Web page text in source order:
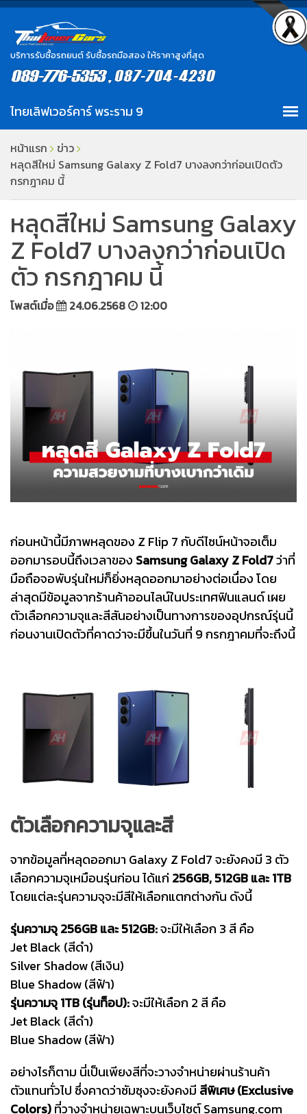
บริการรับซื้อรถยนต์ รับซื้อรถมือสอง ให้ราคาสูงที่สุด
หน้าแรก
ข่าว
หลุดสีใหม่ Samsung Galaxy Z Fold7 บางลงกว่าก่อนเปิดตัว
กรกฎาคม นี้
หลุดสีใหม่ Samsung Galaxy
Z Fold7 บางลงกว่าก่อนเปิด
ตัว กรกฎาคม นี้
โพสต์เมื่อ 24.06.2568 12:00
ก่อนหน้านี้มีภาพหลุดของ Z Flip 7 กับดีไซน์หน้าจอเต็ม
ออกมารอบนี้ถึงเวลาของ Samsung Galaxy Z Fold7ว่าที่
มือถือจอพับรุ่นใหม่ก็ยิ่งหลุดออกมาอย่างต่อเนื่อง โดย
ล่าสุดมีข้อมูลจากร้านค้าออนไลน์ในประเทศฟินแลนด์ เผย
ตัวเลือกความจุและสีสันอย่างเป็นทางการของอุปกรณ์รุ่นนี้
ก่อนงานเปิดตัวที่คาดว่าจะมีขึ้นในวันที่ 9 กรกฎาคมที่จะถึงนี้
ตัวเลือกความจุและสี
จากข้อมูลที่หลุดออกมา Galaxy Z Fold7 จะยังคงมี 3 ตัว
เลือกความจุเหมือนรุ่นก่อน ได้แก่ 256GB, 512GB และ 1TB
โดยแต่ละรุ่นความจุจะมีสีให้เลือกแตกต่างกัน ดังนี้
รุ่นความจุ 256GB และ 512GB:จะมีให้เลือก 3 สี คือ
Jet Black (สีดำ)
Silver Shadow (สีเงิน)
Blue Shadow (สีฟ้า)
รุ่นความจุ 1TB (รุ่นท็อป):จะมีให้เลือก 2 สี คือ
Jet Black (สีดำ)
Blue Shadow (สีฟ้า)
อย่างไรก็ตาม นี่เป็นเพียงสีที่จะวางจำหน่ายผ่านร้านค้า
ตัวแทนทั่วไป ซึ่งคาดว่าซัมซุงจะยังคงมี สีพิเศษ (Exclusive
Colors)ที่วางจำหน่ายเฉพาะบนเว็บไซต์ Samsung.com